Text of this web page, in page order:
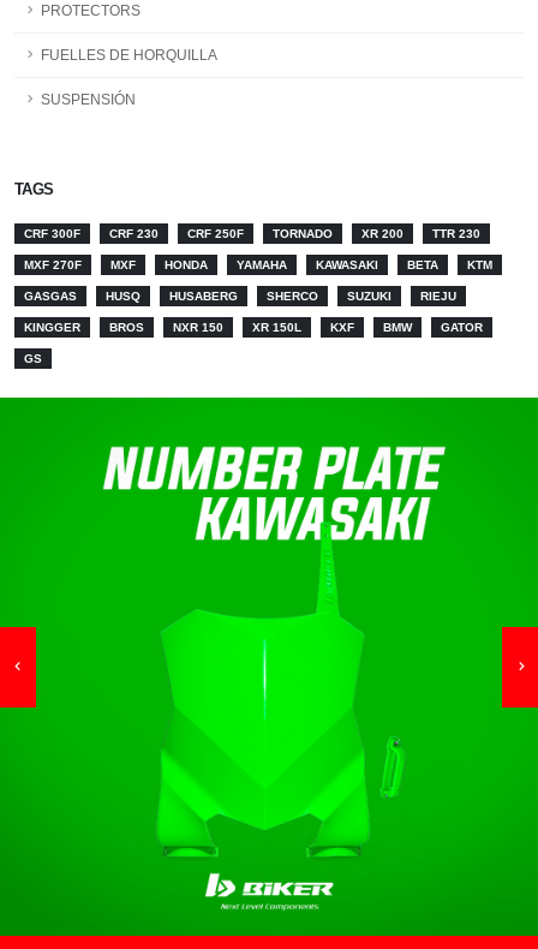
PROTECTORS
FUELLES DE HORQUILLA
SUSPENSIÓN
TAGS
CRF 300F CRF 230 CRF 250F TORNADO XR 200 TTR 230
MXF 270F MXF HONDA YAMAHA KAWASAKI BETA KTM
GASGAS HUSQ HUSABERG SHERCO SUZUKI RIEJU
KINGGER BROS NXR 150 XR 150L KXF BMW GATOR
GS